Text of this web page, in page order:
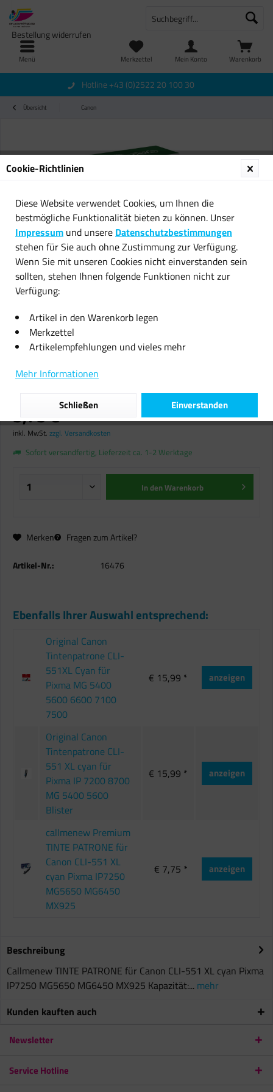
Menü Warenkorb
Merkzettel
Bestellung widerrufen
Mein Konto
Hotline +43 (0)2522 20 100 30
Übersicht Canon
Callmenew TINTE PATRONE für
Canon CLI-551 XL cyan Pixma
IP7250 MG5650 MG6450 MX925
5,75 € *
inkl. MwSt. zzgl. Versandkosten
Sofort versandfertig, Lieferzeit ca. 1-2 Werktage
In denWarenkorb
Merken Fragen zum Artikel?
Artikel-Nr.: 16476
Ebenfalls Ihrer Auswahl entsprechend:
Original Canon
Tintenpatrone CLI-
551XL Cyan für
Pixma MG 5400
5600 6600 7100
7500
€ 15,99 * anzeigen
Original Canon
Tintenpatrone CLI-
551 XL cyan für
Pixma IP 7200 8700
MG 5400 5600
Blister
€ 15,99 * anzeigen
callmenew Premium
TINTE PATRONE für
Canon CLI-551 XL
cyan Pixma IP7250
MG5650 MG6450
MX925
€ 7,75 * anzeigen
Beschreibung
Callmenew TINTE PATRONE für Canon CLI-551 XL cyan Pixma
IP7250 MG5650 MG6450 MX925 Kapazität:... mehr
Kunden kauften auch
Newsletter
Service Hotline
Cookie-Richtlinien
Diese Website verwendet Cookies, um Ihnen die
bestmögliche Funktionalität bieten zu können. Unser
Impressum und unsere Datenschutzbestimmungen
stehen für Sie auch ohne Zustimmung zur Verfügung.
Wenn Sie mit unseren Cookies nicht einverstanden sein
sollten, stehen Ihnen folgende Funktionen nicht zur
Verfügung:
Artikel in den Warenkorb legen
Merkzettel
Artikelempfehlungen und vieles mehr
Mehr Informationen
Einverstanden
Schließen